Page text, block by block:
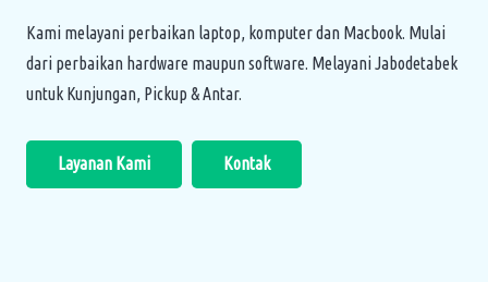
Kami melayani perbaikan laptop, komputer dan Macbook. Mulai
dari perbaikan hardware maupun software. Melayani Jabodetabek
untuk Kunjungan, Pickup & Antar.
Layanan Kami Kontak